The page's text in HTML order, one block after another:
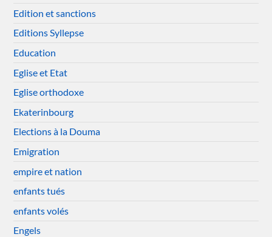
Edition et sanctions
Editions Syllepse
Education
Eglise et Etat
Eglise orthodoxe
Ekaterinbourg
Elections à la Douma
Emigration
empire et nation
enfants tués
enfants volés
Engels